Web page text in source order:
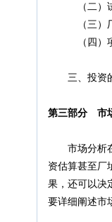
（二）试
（三）厂
（四）项目
三、投资
第三部分 市
市场分析在
资估算甚至厂
果，还可以决
要详细阐述市